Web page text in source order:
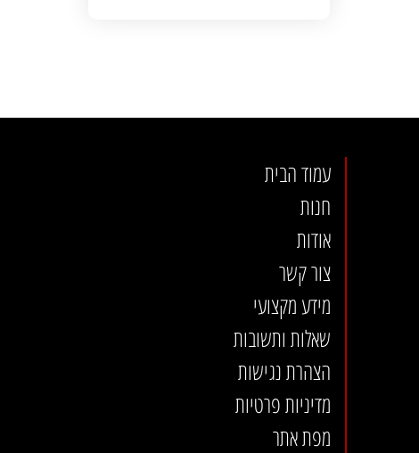
עמוד הבית
חנות
אודות
צור קשר
מידע מקצועי
שאלות ותשובות
הצהרת נגישות
מדיניות פרטיות
מפת אתר